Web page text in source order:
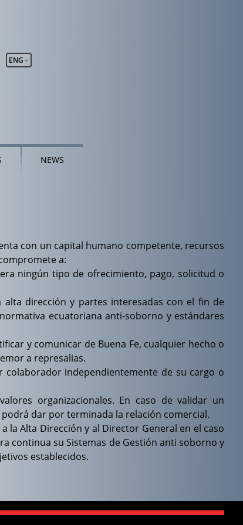
ENG
NEWS
con un capital humano competente, recursos
a:
ningún tipo de ofrecimiento, pago, solicitud o
dirección y partes interesadas con el fin de
ecuatoriana anti-soborno y estándares
y comunicar de Buena Fe, cualquier hecho o
a represalias.
independientemente de su cargo o
organizacionales. En caso de validar un
dar por terminada la relación comercial.
Alta Dirección y al Director General en el caso
continua su Sistemas de Gestión anti soborno y
establecidos.